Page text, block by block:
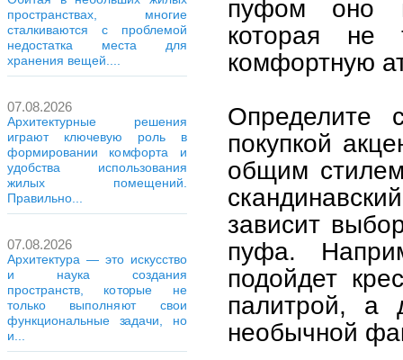
пространствах, многие
сталкиваются с проблемой
недостатка места для
хранения вещей....
07.08.2026
Архитектурные решения
играют ключевую роль в
формировании комфорта и
удобства использования
жилых помещений.
Правильно...
07.08.2026
Архитектура — это искусство
и наука создания
пространств, которые не
только выполняют свои
функциональные задачи, но
и...
пуфом оно
которая не
комфортную
Определите
покупкой
общим
зависит
пуфа.
подойдет
палитрой, а
необычной